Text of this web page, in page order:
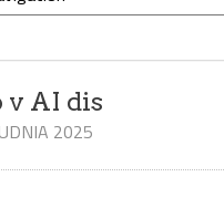
v AI dis
2025